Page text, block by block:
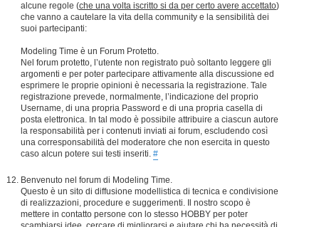
alcune regole (che una volta iscritto si da per certo avere accettato)
che vanno a cautelare la vita della community e la sensibilità dei
suoi partecipanti:
Modeling Time è un Forum Protetto.
Nel forum protetto, l’utente non registrato può soltanto leggere gli
argomenti e per poter partecipare attivamente alla discussione ed
esprimere le proprie opinioni è necessaria la registrazione. Tale
registrazione prevede, normalmente, l’indicazione del proprio
Username, di una propria Password e di una propria casella di
posta elettronica. In tal modo è possibile attribuire a ciascun autore
la responsabilità per i contenuti inviati ai forum, escludendo così
una corresponsabilità del moderatore che non esercita in questo
caso alcun potere sui testi inseriti. #
Benvenuto nel forum di Modeling Time.
Questo è un sito di diffusione modellistica di tecnica e condivisione
di realizzazioni, procedure e suggerimenti. Il nostro scopo è
mettere in contatto persone con lo stesso HOBBY per poter